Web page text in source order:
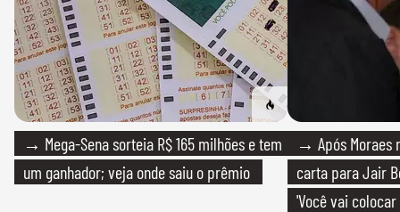
→ Mega-Sena sorteia R$ 165 milhões e tem
um ganhador; veja onde saiu o prêmio
→ Após Moraes
carta para Jair
'Você vai